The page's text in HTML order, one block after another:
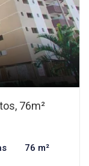
76m²
76 m²